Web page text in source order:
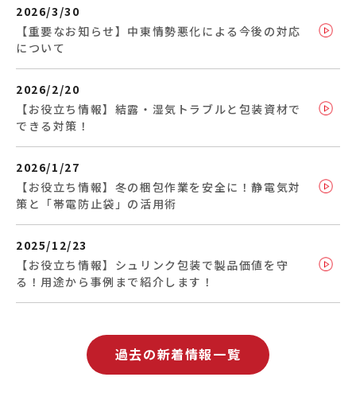
2026/3/30
【重要なお知らせ】中東情勢悪化による今後の対応
について
2026/2/20
【お役立ち情報】結露・湿気トラブルと包装資材で
できる対策！
2026/1/27
【お役立ち情報】冬の梱包作業を安全に！静電気対
策と「帯電防止袋」の活用術
2025/12/23
【お役立ち情報】シュリンク包装で製品価値を守
る！用途から事例まで紹介します！
過去の新着情報一覧